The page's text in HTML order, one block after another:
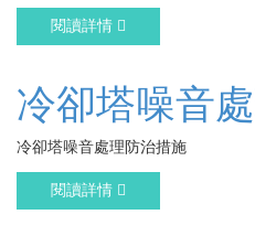
閱讀詳情
冷卻塔噪音
冷卻塔噪音處理防治措施
閱讀詳情